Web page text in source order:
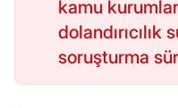
kamu
dolandırıcılık
soruşturma